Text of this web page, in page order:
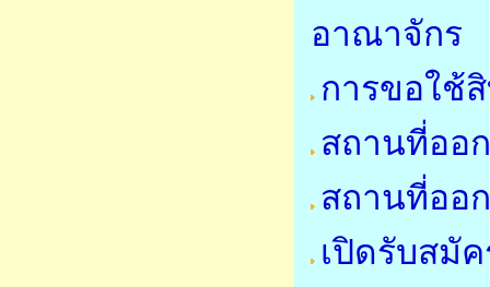
อาณาจักร
การขอใช้
สถานที่ออ
สถานที่ออ
เปิดรับสมั